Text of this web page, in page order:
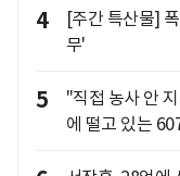
4
[주간 특산물]
무'
5
"직접 농사 안
에 떨고 있는